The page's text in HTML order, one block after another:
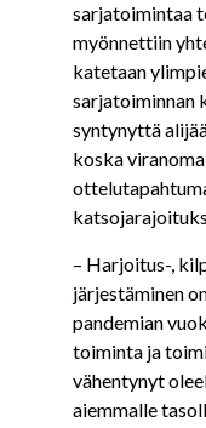
sarjatoimintaa
myönnettiin
katetaan
sarjatoiminnan
syntynyttä
koska
– Harjoitus-,
järjestäminen
pandemian
toiminta ja
vähentynyt
aiemmalle